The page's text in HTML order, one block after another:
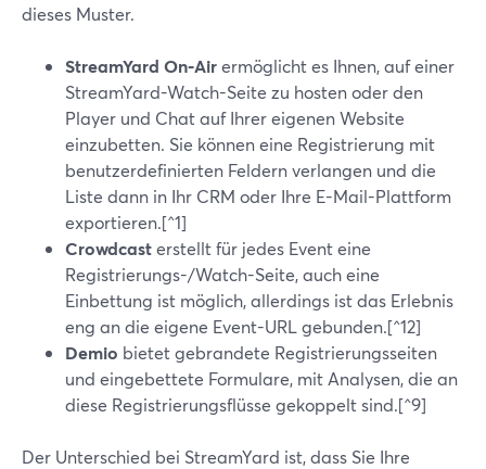
dieses Muster.
StreamYard On‑Airermöglicht es Ihnen, auf einer
StreamYard-Watch-Seite zu hosten oder den
Player und Chat auf Ihrer eigenen Website
einzubetten. Sie können eine Registrierung mit
benutzerdefinierten Feldern verlangen und die
Liste dann in Ihr CRM oder Ihre E-Mail-Plattform
exportieren.[^1]
Crowdcasterstellt für jedes Event eine
Registrierungs-/Watch-Seite, auch eine
Einbettung ist möglich, allerdings ist das Erlebnis
eng an die eigene Event-URL gebunden.[^12]
Demio bietet gebrandete Registrierungsseiten
und eingebettete Formulare, mit Analysen, die an
diese Registrierungsflüsse gekoppelt sind.[^9]
Der Unterschied bei StreamYard ist, dass Sie Ihre